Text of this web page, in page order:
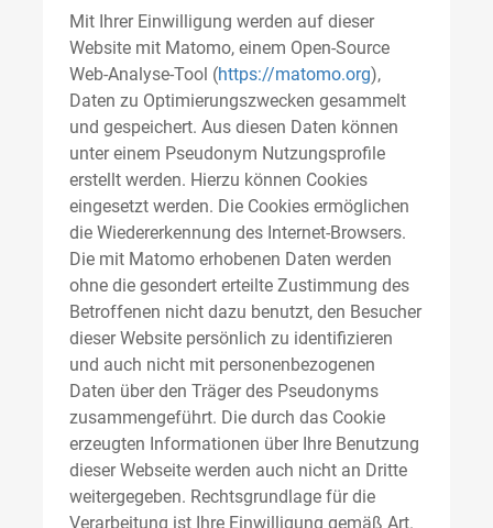
Mit Ihrer Einwilligung werden auf dieser
Website mit Matomo, einem Open-Source
Web-Analyse-Tool (https://matomo.org),
Daten zu Optimierungszwecken gesammelt
und gespeichert. Aus diesen Daten können
unter einem Pseudonym Nutzungsprofile
erstellt werden. Hierzu können Cookies
eingesetzt werden. Die Cookies ermöglichen
die Wiedererkennung des Internet-Browsers.
Die mit Matomo erhobenen Daten werden
ohne die gesondert erteilte Zustimmung des
Betroffenen nicht dazu benutzt, den Besucher
dieser Website persönlich zu identifizieren
und auch nicht mit personenbezogenen
Daten über den Träger des Pseudonyms
zusammengeführt. Die durch das Cookie
erzeugten Informationen über Ihre Benutzung
dieser Webseite werden auch nicht an Dritte
weitergegeben. Rechtsgrundlage für die
Verarbeitung ist Ihre Einwilligung gemäß Art.